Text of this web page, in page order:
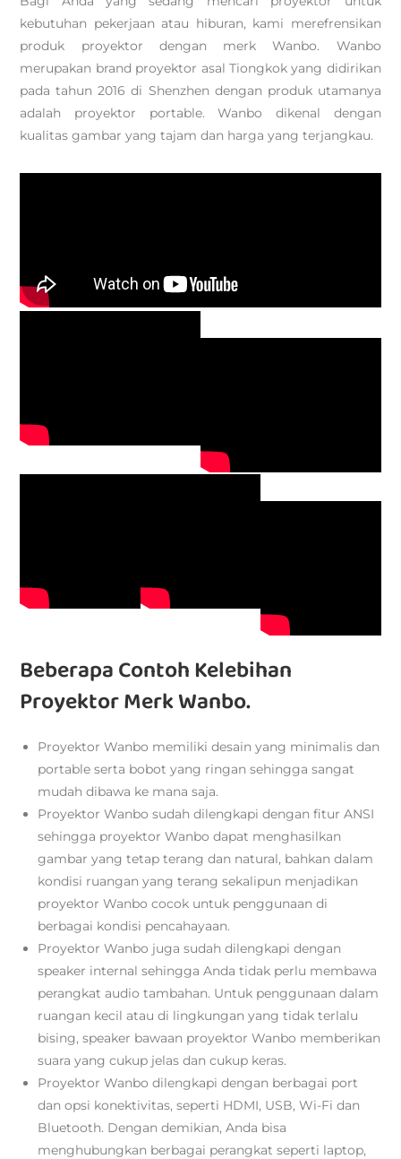
kebutuhan pekerjaan atau hiburan, kami merefrensikan
produk proyektor dengan merk Wanbo. Wanbo
merupakan brand proyektor asal Tiongkok yang didirikan
pada tahun 2016 di Shenzhen dengan produk utamanya
adalah proyektor portable. Wanbo dikenal dengan
kualitas gambar yang tajam dan harga yang terjangkau.
Beberapa Contoh Kelebihan
Proyektor Merk Wanbo.
Proyektor Wanbo memiliki desain yang minimalis dan
portable serta bobot yang ringan sehingga sangat
mudah dibawa ke mana saja.
Proyektor Wanbo sudah dilengkapi dengan fitur ANSI
sehingga proyektor Wanbo dapat menghasilkan
gambar yang tetap terang dan natural, bahkan dalam
kondisi ruangan yang terang sekalipun menjadikan
proyektor Wanbo cocok untuk penggunaan di
berbagai kondisi pencahayaan.
Proyektor Wanbo juga sudah dilengkapi dengan
speaker internal sehingga Anda tidak perlu membawa
perangkat audio tambahan. Untuk penggunaan dalam
ruangan kecil atau di lingkungan yang tidak terlalu
bising, speaker bawaan proyektor Wanbo memberikan
suara yang cukup jelas dan cukup keras.
Proyektor Wanbo dilengkapi dengan berbagai port
dan opsi konektivitas, seperti HDMI, USB, Wi-Fi dan
Bluetooth. Dengan demikian, Anda bisa
menghubungkan berbagai perangkat seperti laptop,